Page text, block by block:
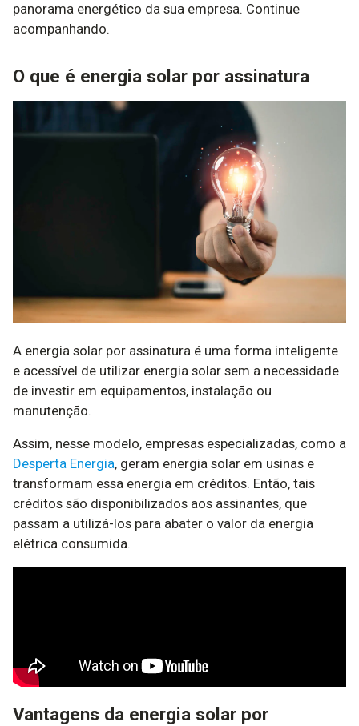
panorama energético da sua empresa. Continue
acompanhando.
O que é energia solar por assinatura
A energia solar por assinatura é uma forma inteligente
e acessível de utilizar energia solar sem a necessidade
de investir em equipamentos, instalação ou
manutenção.
Assim, nesse modelo, empresas especializadas, como a
Desperta Energia, geram energia solar em usinas e
transformam essa energia em créditos. Então, tais
créditos são disponibilizados aos assinantes, que
passam a utilizá-los para abater o valor da energia
elétrica consumida.
Vantagens da energia solar por